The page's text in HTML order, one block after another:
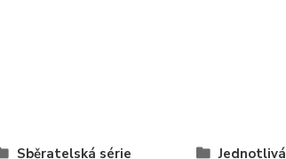
Sběratelská série Jednotlivá